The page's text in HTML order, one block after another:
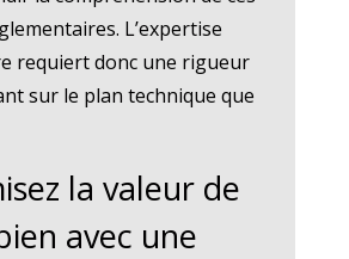
L’expertise
requiert donc une rigueur
sur le plan technique que
la valeur de
avec une